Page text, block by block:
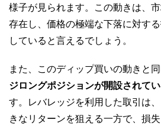
様子が見られます。この動きは、
存在し、価格の極端な下落に対す
していると言えるでしょう。
また、このディップ買いの動きと同
ジロングポジションが開設されて
す。レバレッジを利用した取引は
きなリターンを狙える一方で、損